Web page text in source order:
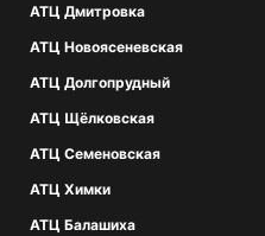
АТЦ Дмитровка
АТЦ Новоясеневская
АТЦ Долгопрудный
АТЦ Щёлковская
АТЦ Семеновская
АТЦ Химки
АТЦ Балашиха